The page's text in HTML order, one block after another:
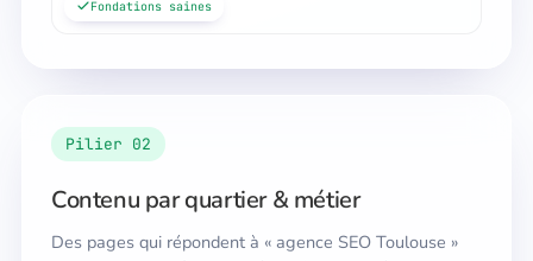
Fondations saines
Pilier 02
Contenu par quartier & métier
Des pages qui répondent à « agence SEO Toulouse »